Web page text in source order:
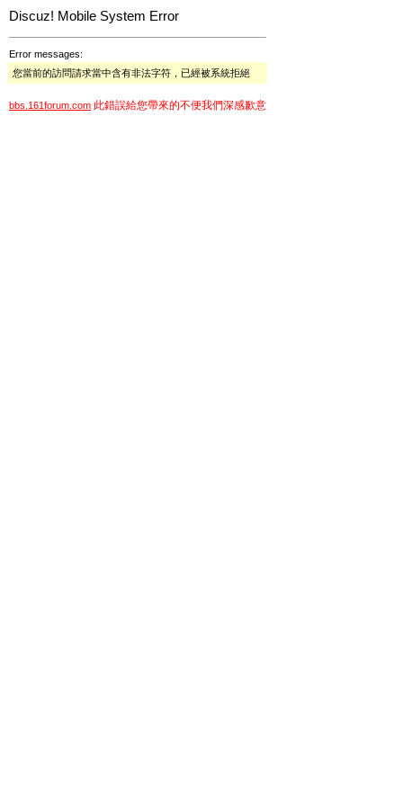
Discuz! Mobile System Error
Error messages:
您當前的訪問請求當中含有非法字符，已經被系統拒絕
bbs.161forum.com 此錯誤給您帶來的不便我們深感歉意